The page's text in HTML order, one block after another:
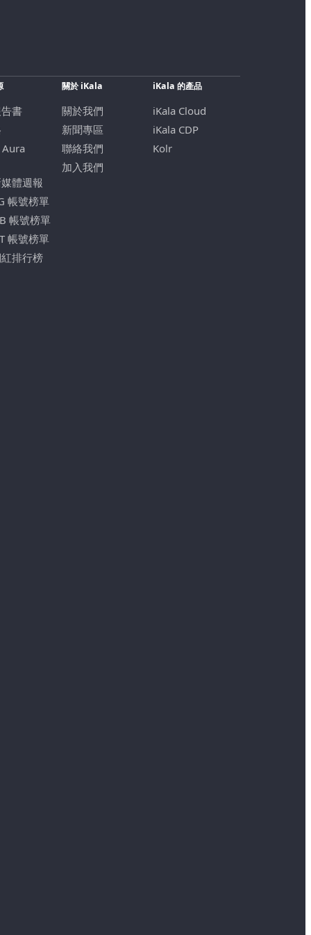
書
體週報
帳號榜單
帳號榜單
帳號榜單
排行榜
關於 iKala
關於我們
新聞專區
聯絡我們
加入我們
iKala 的產品
iKala Cloud
iKala CDP
Kolr